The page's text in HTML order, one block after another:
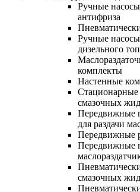
Ручные насосы
антифриза
Ручные насосы
дизельного
комплекты
Настенные
Стационарные
смазочных
Передвижные
для раздачи
Передвижные
Передвижные
смазочных